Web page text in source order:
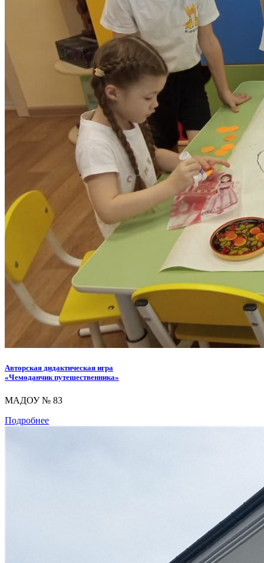
Авторская дидактическая игра
«Чемоданчик путешественника»
МАДОУ № 83
Подробнее